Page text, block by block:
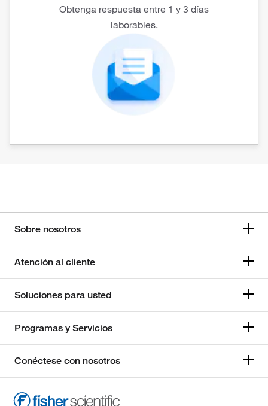
Obtenga respuesta entre 1 y 3 días
laborables.
Sobre nosotros
Atención al cliente
Soluciones para usted
Programas y Servicios
Conéctese con nosotros